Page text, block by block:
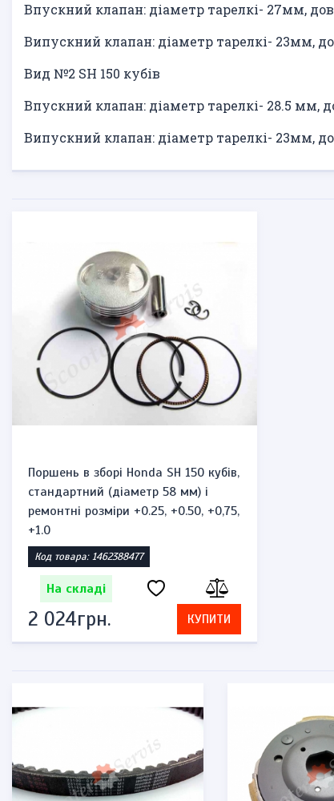
Впускний клапан: діаметр тарелкі- 27мм,
Випускний клапан: діаметр тарелкі- 23мм,
Вид №2 SH 150 кубів
Впускний клапан: діаметр тарелкі- 28.5
Випускний клапан: діаметр тарелкі- 23мм,
Поршень в зборі Honda SH 150 кубів,
стандартний (діаметр 58 мм) і
ремонтні розміри +0.25, +0.50, +0,75,
+1.0
Код товара: 1462388477
На складі
2 024грн. КУПИТИ